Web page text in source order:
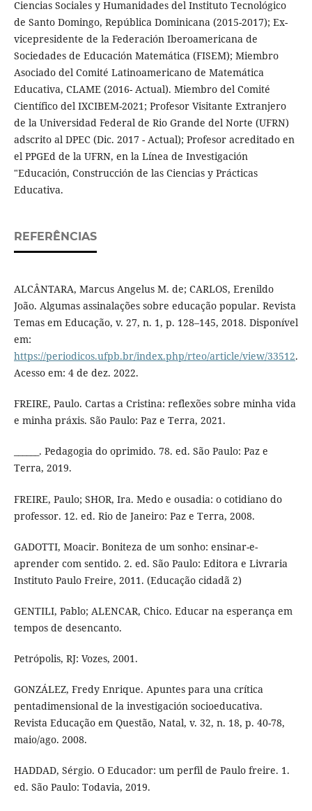
Ciencias Sociales y Humanidades del Instituto Tecnológico
de Santo Domingo, República Dominicana (2015-2017); Ex-
vicepresidente de la Federación Iberoamericana de
Sociedades de Educación Matemática (FISEM); Miembro
Asociado del Comité Latinoamericano de Matemática
Educativa, CLAME (2016- Actual). Miembro del Comité
Científico del IXCIBEM-2021; Profesor Visitante Extranjero
de la Universidad Federal de Rio Grande del Norte (UFRN)
adscrito al DPEC (Dic. 2017 - Actual); Profesor acreditado en
el PPGEd de la UFRN, en la Línea de Investigación
"Educación, Construcción de las Ciencias y Prácticas
Educativa.
REFERÊNCIAS
ALCÂNTARA, Marcus Angelus M. de; CARLOS, Erenildo
João. Algumas assinalações sobre educação popular. Revista
Temas em Educação, v. 27, n. 1, p. 128–145, 2018. Disponível
em:
https://periodicos.ufpb.br/index.php/rteo/article/view/33512.
Acesso em: 4 de dez. 2022.
FREIRE, Paulo. Cartas a Cristina: reflexões sobre minha vida
e minha práxis. São Paulo: Paz e Terra, 2021.
______. Pedagogia do oprimido. 78. ed. São Paulo: Paz e
Terra, 2019.
FREIRE, Paulo; SHOR, Ira. Medo e ousadia: o cotidiano do
professor. 12. ed. Rio de Janeiro: Paz e Terra, 2008.
GADOTTI, Moacir. Boniteza de um sonho: ensinar-e-
aprender com sentido. 2. ed. São Paulo: Editora e Livraria
Instituto Paulo Freire, 2011. (Educação cidadã 2)
GENTILI, Pablo; ALENCAR, Chico. Educar na esperança em
tempos de desencanto.
Petrópolis, RJ: Vozes, 2001.
GONZÁLEZ, Fredy Enrique. Apuntes para una crítica
pentadimensional de la investigación socioeducativa.
Revista Educação em Questão, Natal, v. 32, n. 18, p. 40-78,
maio/ago. 2008.
HADDAD, Sérgio. O Educador: um perfil de Paulo freire. 1.
ed. São Paulo: Todavia, 2019.